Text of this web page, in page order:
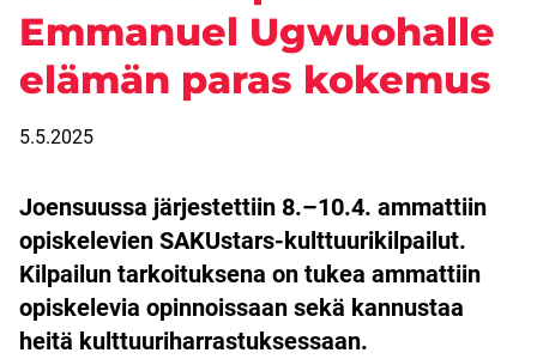
Emmanuel Ugwuohalle
elämän paras kokemus
5.5.2025
Joensuussa järjestettiin 8.–10.4. ammattiin
opiskelevien SAKUstars-kulttuurikilpailut.
Kilpailun tarkoituksena on tukea ammattiin
opiskelevia opinnoissaan sekä kannustaa
heitä kulttuuriharrastuksessaan.